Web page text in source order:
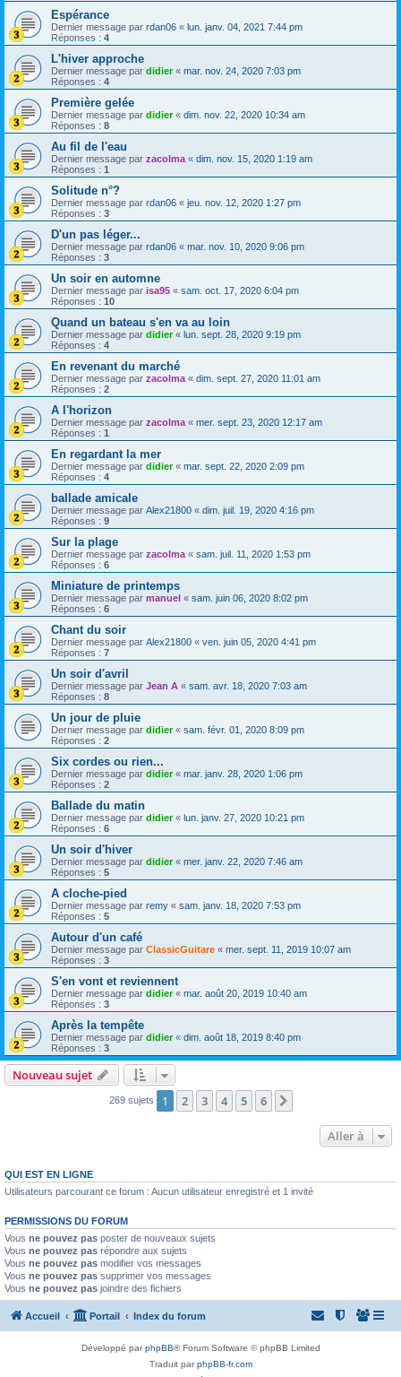
Espérance
Dernier message par rdan06 « lun. janv. 04, 2021 7:44 pm
Réponses : 4
L'hiver approche
Dernier message par didier« mar. nov. 24, 2020 7:03 pm
Réponses : 4
Première gelée
Dernier message par didier« dim. nov. 22, 2020 10:34 am
Réponses : 8
Au fil de l'eau
Dernier message par zacolma « dim. nov. 15, 2020 1:19 am
Réponses : 1
Solitude n°?
Dernier message par rdan06 « jeu. nov. 12, 2020 1:27 pm
Réponses : 3
D'un pas léger...
Dernier message par rdan06 « mar. nov. 10, 2020 9:06 pm
Réponses : 3
Un soir en automne
Dernier message par isa95 « sam. oct. 17, 2020 6:04 pm
Réponses : 10
Quand un bateau s'en va au loin
Dernier message par didier« lun. sept. 28, 2020 9:19 pm
Réponses : 4
En revenant du marché
Dernier message par zacolma « dim. sept. 27, 2020 11:01 am
Réponses : 2
A l'horizon
Dernier message par zacolma « mer. sept. 23, 2020 12:17 am
Réponses : 1
En regardant la mer
Dernier message par didier« mar. sept. 22, 2020 2:09 pm
Réponses : 4
ballade amicale
Dernier message par Alex21800 « dim. juil. 19, 2020 4:16 pm
Réponses : 9
Sur la plage
Dernier message par zacolma « sam. juil. 11, 2020 1:53 pm
Réponses : 6
Miniature de printemps
Dernier message par manuel « sam. juin 06, 2020 8:02 pm
Réponses : 6
Chant du soir
Dernier message par Alex21800 « ven. juin 05, 2020 4:41 pm
Réponses : 7
Un soir d'avril
Dernier message par Jean A « sam. avr. 18, 2020 7:03 am
Réponses : 8
Un jour de pluie
Dernier message par didier« sam. févr. 01, 2020 8:09 pm
Réponses : 2
Six cordes ou rien...
Dernier message par didier« mar. janv. 28, 2020 1:06 pm
Réponses : 2
Ballade du matin
Dernier message par didier« lun. janv. 27, 2020 10:21 pm
Réponses : 6
Un soir d'hiver
Dernier message par didier« mer. janv. 22, 2020 7:46 am
Réponses : 5
A cloche-pied
Dernier message par remy « sam. janv. 18, 2020 7:53 pm
Réponses : 5
Autour d'un café
Dernier message par ClassicGuitare « mer. sept. 11, 2019 10:07 am
Réponses : 3
S'en vont et reviennent
Dernier message par didier« mar. août 20, 2019 10:40 am
Réponses : 3
Après la tempête
Dernier message par didier« dim. août 18, 2019 8:40 pm
Réponses : 3
Nouveau sujet
269 sujets 1 2 3 4 5 6
Aller à
QUI EST EN LIGNE
Utilisateurs parcourant ce forum : Aucun utilisateur enregistré et 1 invité
PERMISSIONS DU FORUM
Vous ne pouvez pas poster de nouveaux sujets
Vous ne pouvez pas répondre aux sujets
Vous ne pouvez pas modifier vos messages
Vous ne pouvez pas supprimer vos messages
Vous ne pouvez pas joindre des fichiers
Accueil Portail Index du forum
Développé parphpBB® Forum Software © phpBB Limited
Traduit parphpBB-fr.com